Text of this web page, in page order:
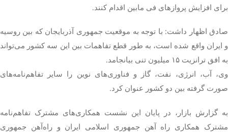
برای افزایش پروازهای فی مابین اقدام کنند.
صادق اظهار داشت: با توجه به موقعیت جمهوری آذربایجان که بین روسیه
و ایران واقع شده است، به طور قطع تفاهمات بین این سه کشور می‌تواند
به افق ترانزیت ۱۵ میلیون تنی بیانجامد.
وی، آب، انرژی، نفت، گاز و فناوری‌های نوین را سایر تفاهم‌نامه‌های
صورت گرفته بین دو کشور عنوان کرد.
به گزارش بازار، در پایان این نشست همکاری‌های مشترک تفاهم‌نامه
مشترک همکاری راه آهن جمهوری اسلامی ایران و راه‌آهن جمهوری